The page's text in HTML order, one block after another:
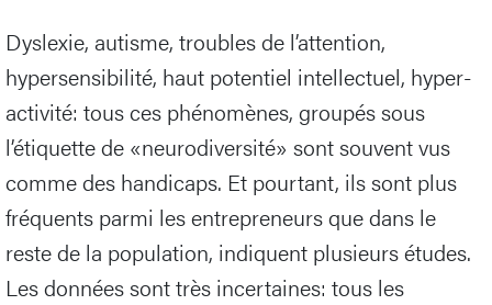
Dyslexie, autisme, troubles de l’attention,
hypersensibilité, haut potentiel intellectuel, hyper-
activité: tous ces phénomènes, groupés sous
l’étiquette de «neurodiversité» sont souvent vus
comme des handicaps. Et pourtant, ils sont plus
fréquents parmi les entrepreneurs que dans le
reste de la population, indiquent plusieurs études.
Les données sont très incertaines: tous les